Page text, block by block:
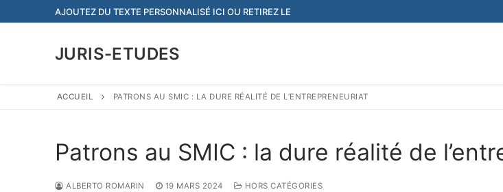
au
AJOUTEZ DU TEXTE PERSONNALISÉ ICI OU RETIREZ LE
JURIS-ETUDES
ACCUEIL PATRONS AU SMIC : LA DURE RÉALITÉ DE L’ENTREPRENEURIAT
Patrons au SMIC : la dure réalité de
ALBERTO ROMARIN 19 MARS 2024 HORS CATÉGORIES